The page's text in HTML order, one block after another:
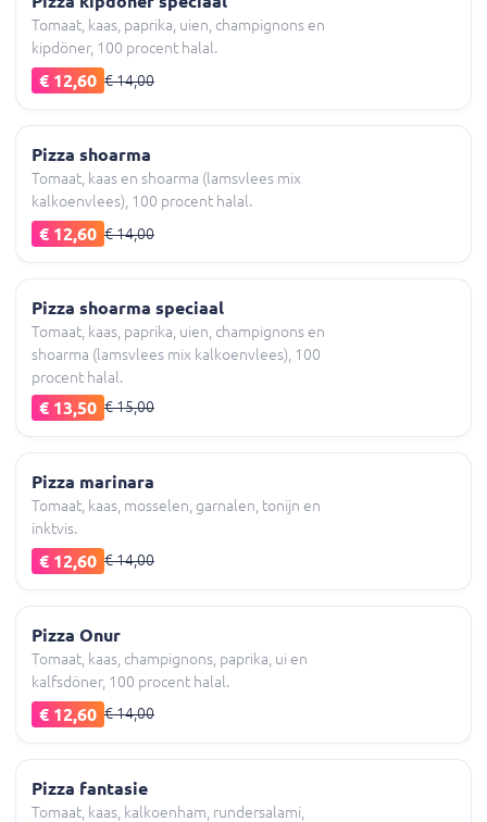
Tomaat, kaas, paprika, uien, champignons en
kipdöner, 100 procent halal.
€ 12,60 € 14,00
Pizza shoarma
Tomaat, kaas en shoarma (lamsvlees mix
kalkoenvlees), 100 procent halal.
€ 12,60 € 14,00
Pizza shoarma speciaal
Tomaat, kaas, paprika, uien, champignons en
shoarma (lamsvlees mix kalkoenvlees), 100
procent halal.
€ 13,50 € 15,00
Pizza marinara
Tomaat, kaas, mosselen, garnalen, tonijn en
inktvis.
€ 12,60 € 14,00
Pizza Onur
Tomaat, kaas, champignons, paprika, ui en
kalfsdöner, 100 procent halal.
€ 12,60 € 14,00
Pizza fantasie
Tomaat, kaas, kalkoenham, rundersalami,